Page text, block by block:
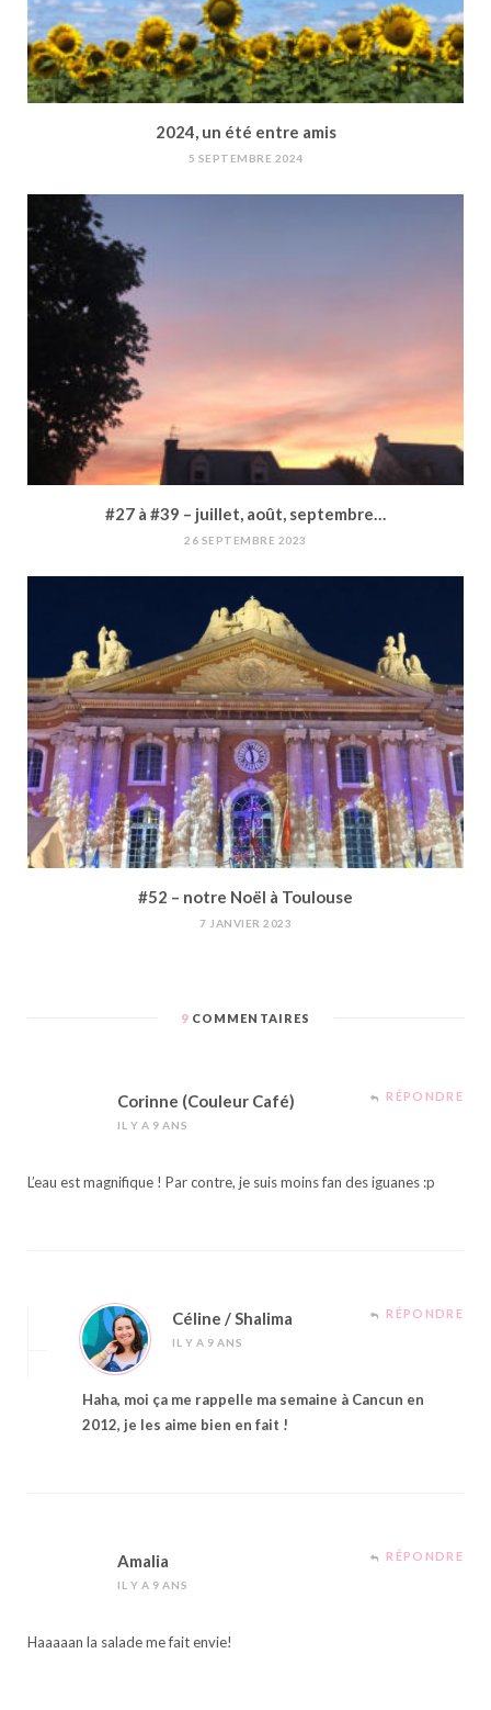
2024, un été entre amis
5 SEPTEMBRE 2024
#27 à #39 – juillet, août, septembre…
26 SEPTEMBRE 2023
#52 – notre Noël à Toulouse
7 JANVIER 2023
9COMMENTAIRES
Corinne (Couleur Café)
IL Y A 9 ANS
RÉPONDRE
L’eau est magnifique ! Par contre, je suis moins fan des iguanes :p
Céline / Shalima
IL Y A 9 ANS
RÉPONDRE
Haha, moi ça me rappelle ma semaine à Cancun en
2012, je les aime bien en fait !
Amalia
IL Y A 9 ANS
RÉPONDRE
Haaaaan la salade me fait envie!